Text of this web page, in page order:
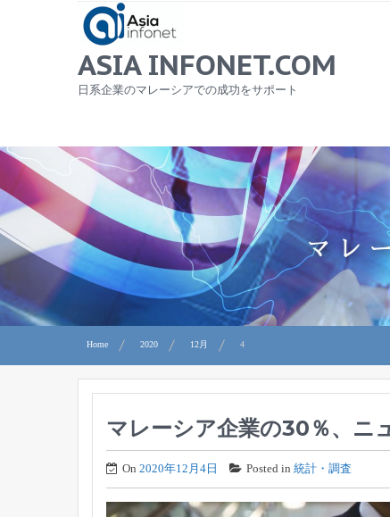
ASIA INFONET.COM
日系企業のマレーシアでの成功をサポート
Home 2020 12月 4
マレーシア企業の30％、ニ
On 2020年12月4日 Posted in 統計・調査